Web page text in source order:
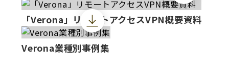
「Verona」リモートアクセスVPN概要資料
Verona業種別事例集